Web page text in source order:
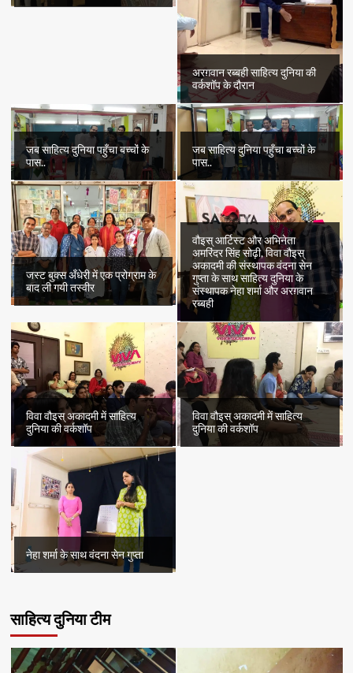
अरग़वान रब्बही साहित्य दुनिया की
वर्कशॉप के दौरान
जब साहित्य दुनिया पहुँचा बच्चों के
पास..
जब साहित्य दुनिया पहुँचा बच्चों के
पास..
जस्ट बुक्स अँधेरी में एक प्रोग्राम के
बाद ली गयी तस्वीर
वौइस् आर्टिस्ट और अभिनेता
अमरिंदर सिंह सोढ़ी, विवा वौइस्
अकादमी की संस्थापक वंदना सेन
गुप्ता के साथ साहित्य दुनिया के
संस्थापक नेहा शर्मा और अरग़वान
रब्बही
विवा वौइस् अकादमी में साहित्य
दुनिया की वर्कशॉप
विवा वौइस् अकादमी में साहित्य
दुनिया की वर्कशॉप
नेहा शर्मा के साथ वंदना सेन गुप्ता
साहित्य दुनिया टीम